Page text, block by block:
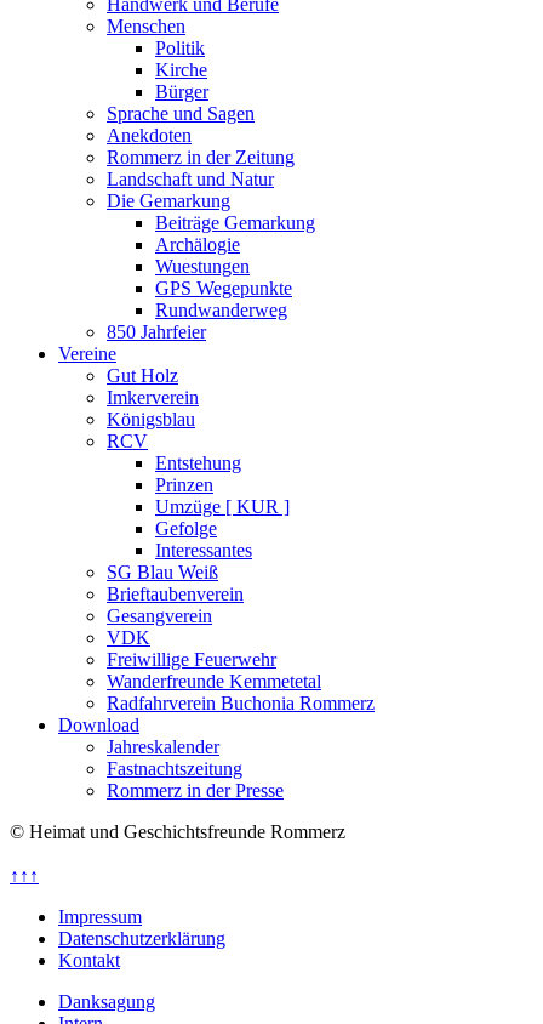
Handwerk und Berufe
Menschen
Politik
Kirche
Bürger
Sprache und Sagen
Anekdoten
Rommerz in der Zeitung
Landschaft und Natur
Die Gemarkung
Beiträge Gemarkung
Archälogie
Wuestungen
GPS Wegepunkte
Rundwanderweg
850 Jahrfeier
Vereine
Gut Holz
Imkerverein
Königsblau
RCV
Entstehung
Prinzen
Umzüge [ KUR ]
Gefolge
Interessantes
SG Blau Weiß
Brieftaubenverein
Gesangverein
VDK
Freiwillige Feuerwehr
Wanderfreunde Kemmetetal
Radfahrverein Buchonia Rommerz
Download
Jahreskalender
Fastnachtszeitung
Rommerz in der Presse
© Heimat und Geschichtsfreunde Rommerz
↑↑↑
Impressum
Datenschutzerklärung
Kontakt
Danksagung